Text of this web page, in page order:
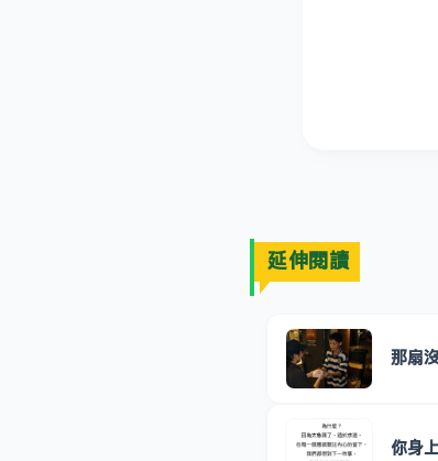
延伸閱讀
那扇
你身